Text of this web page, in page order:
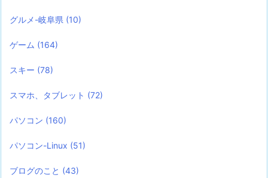
グルメ-岐阜県 (10)
ゲーム (164)
スキー (78)
スマホ、タブレット (72)
パソコン (160)
パソコン-Linux (51)
ブログのこと (43)